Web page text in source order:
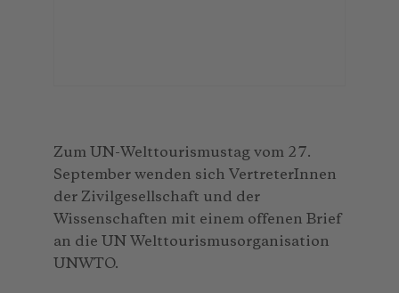
Zum UN-Welttourismustag vom 27.
September wenden sich VertreterInnen
der Zivilgesellschaft und der
Wissenschaften mit einem offenen Brief
an die UN Welttourismusorganisation
UNWTO.